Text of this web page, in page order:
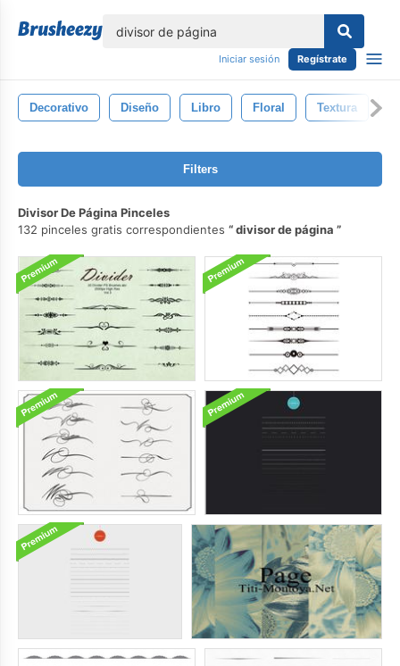
Iniciar sesión Regístrate
Decorativo Diseño Libro Floral Textura
Filters
Divisor De Página Pinceles
132 pinceles gratis correspondientes
divisor de página